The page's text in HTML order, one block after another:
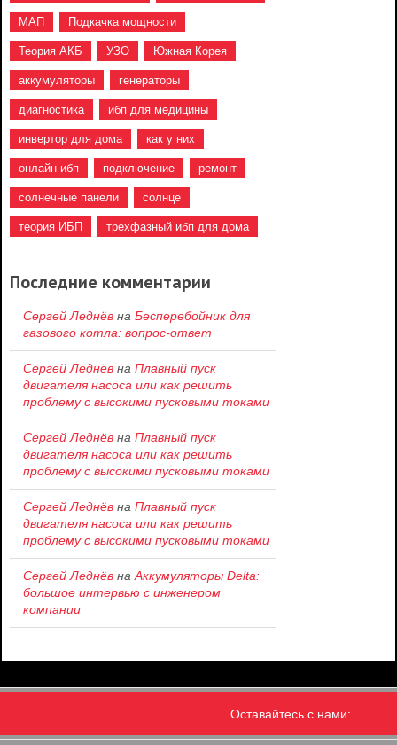
МАП Подкачка мощности
Теория АКБ УЗО Южная Корея
аккумуляторы генераторы
диагностика ибп для медицины
инвертор для дома как у них
онлайн ибп подключение ремонт
солнечные панели солнце
теория ИБП трехфазный ибп для дома
Последние комментарии
Сергей Леднёв наБесперебойник для
газового котла: вопрос-ответ
Сергей Леднёв наПлавный пуск
двигателя насоса или как решить
проблему c высокими пусковыми токами
Сергей Леднёв наПлавный пуск
двигателя насоса или как решить
проблему c высокими пусковыми токами
Сергей Леднёв наПлавный пуск
двигателя насоса или как решить
проблему c высокими пусковыми токами
Сергей Леднёв наАккумуляторы Delta:
большое интервью с инженером
компании
Оставайтесь с нами: